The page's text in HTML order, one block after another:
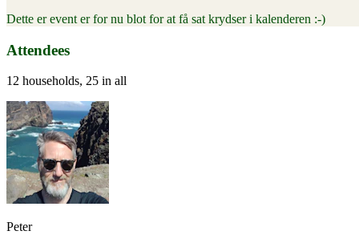
Dette er event er for nu blot for at få sat krydser i kalenderen :-)
Attendees
12 households, 25 in all
Peter